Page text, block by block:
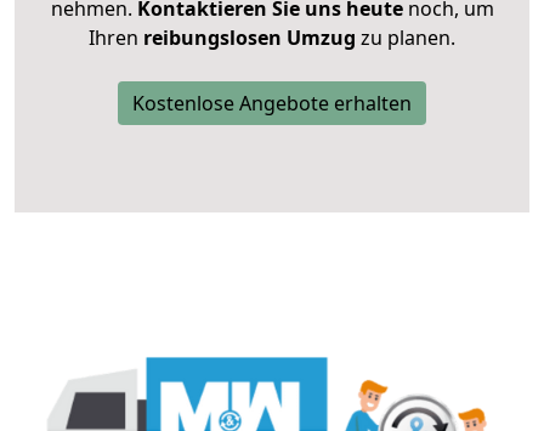
nehmen. Kontaktieren Sie uns heutenoch, um
Ihren reibungslosen Umzug zu planen.
Kostenlose Angebote erhalten